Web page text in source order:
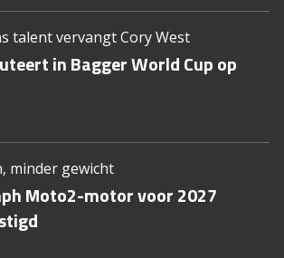
talent vervangt Cory West
in Bagger World Cup op
minder gewicht
Moto2-motor voor 2027